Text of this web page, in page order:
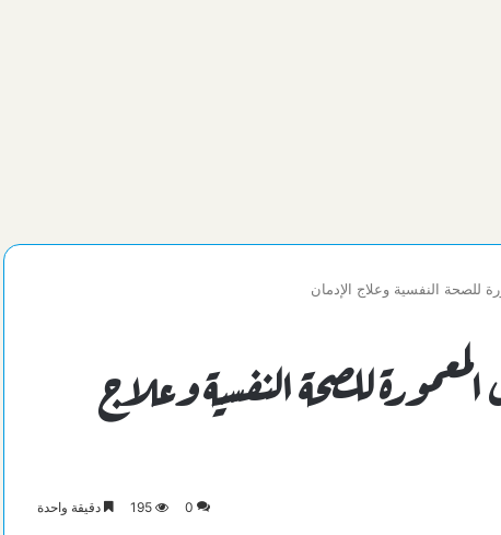
للصحة النفسية وعلاج الإدمان
للصحة النفسية وعلاج
0
195 دقيقة واحدة